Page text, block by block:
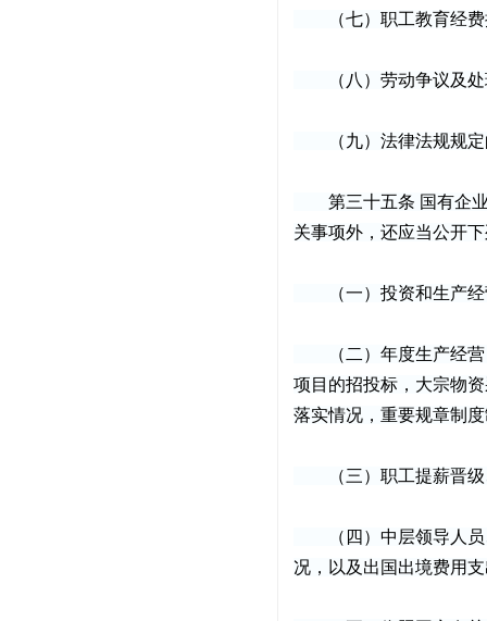
（七）职工教育经费
（八）劳动争议及处
（九）法律法规规定
第三十五条 国有企业
关事项外，还应当公开
（一）投资和生产经
（二）年度生产经营
项目的招投标，大宗物
落实情况，重要规章制
（三）职工提薪晋级
（四）中层领导人员
况，以及出国出境费用